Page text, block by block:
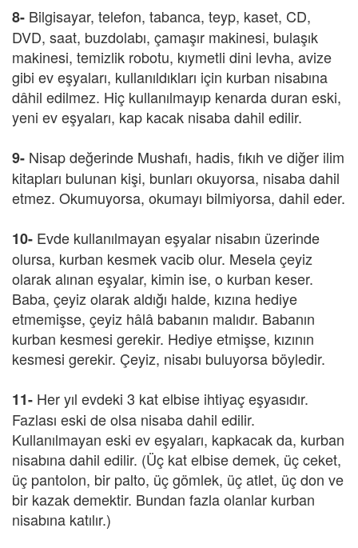
8- Bilgisayar, telefon, tabanca, teyp, kaset, CD,
DVD, saat, buzdolabı, çamaşır makinesi, bulaşık
makinesi, temizlik robotu, kıymetli dini levha, avize
gibi ev eşyaları, kullanıldıkları için kurban nisabına
dâhil edilmez. Hiç kullanılmayıp kenarda duran eski,
yeni ev eşyaları, kap kacak nisaba dahil edilir.
9- Nisap değerinde Mushafı, hadis, fıkıh ve diğer ilim
kitapları bulunan kişi, bunları okuyorsa, nisaba dahil
etmez. Okumuyorsa, okumayı bilmiyorsa, dahil eder.
10- Evde kullanılmayan eşyalar nisabın üzerinde
olursa, kurban kesmek vacib olur. Mesela çeyiz
olarak alınan eşyalar, kimin ise, o kurban keser.
Baba, çeyiz olarak aldığı halde, kızına hediye
etmemişse, çeyiz hâlâ babanın malıdır. Babanın
kurban kesmesi gerekir. Hediye etmişse, kızının
kesmesi gerekir. Çeyiz, nisabı buluyorsa böyledir.
11- Her yıl evdeki 3 kat elbise ihtiyaç eşyasıdır.
Fazlası eski de olsa nisaba dahil edilir.
Kullanılmayan eski ev eşyaları, kapkacak da, kurban
nisabına dahil edilir. (Üç kat elbise demek, üç ceket,
üç pantolon, bir palto, üç gömlek, üç atlet, üç don ve
bir kazak demektir. Bundan fazla olanlar kurban
nisabına katılır.)